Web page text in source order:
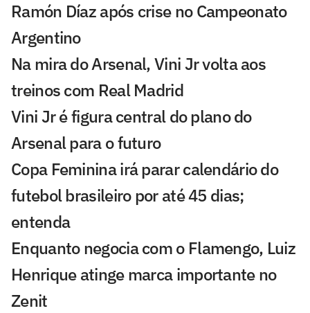
Ramón Díaz após crise no Campeonato
Argentino
Na mira do Arsenal, Vini Jr volta aos
treinos com Real Madrid
Vini Jr é figura central do plano do
Arsenal para o futuro
Copa Feminina irá parar calendário do
futebol brasileiro por até 45 dias;
entenda
Enquanto negocia com o Flamengo, Luiz
Henrique atinge marca importante no
Zenit